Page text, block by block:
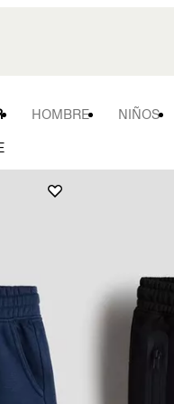
HOMBRE NIÑOS